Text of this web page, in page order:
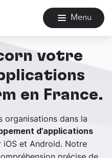
Menu
votre
en France.
organisations dans la
d’applications
et Android. Notre